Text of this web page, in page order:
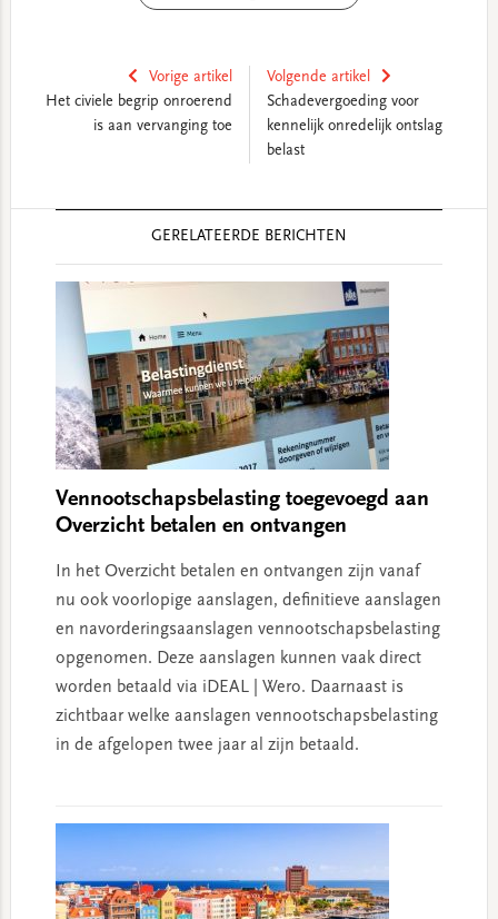
Vorige artikel
Het civiele begrip onroerend
is aan vervanging toe
Volgende artikel
Schadevergoeding voor
kennelijk onredelijk ontslag
belast
GERELATEERDE BERICHTEN
Vennootschapsbelasting toegevoegd aan
Overzicht betalen en ontvangen
In het Overzicht betalen en ontvangen zijn vanaf
nu ook voorlopige aanslagen, definitieve aanslagen
en navorderingsaanslagen vennootschapsbelasting
opgenomen. Deze aanslagen kunnen vaak direct
worden betaald via iDEAL | Wero. Daarnaast is
zichtbaar welke aanslagen vennootschapsbelasting
in de afgelopen twee jaar al zijn betaald.